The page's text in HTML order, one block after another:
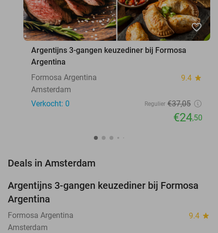
favorite_border
Argentijns 3-gangen keuzediner bij Formosa
Argentina
Formosa Argentina
9.4 star
Amsterdam
Verkocht: 0
Regulier €37,05
€24,50
Deals in Amsterdam
34%
NEW
TODAY
Argentijns 3-gangen keuzediner bij Formosa
Argentina
Formosa Argentina 9.4 star
Amsterdam